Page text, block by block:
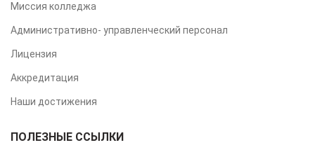
Миссия колледжа
Административно- управленческий персонал
Лицензия
Аккредитация
Наши достижения
ПОЛЕЗНЫЕ ССЫЛКИ